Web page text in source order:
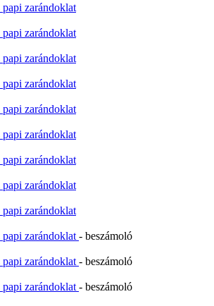
zarándoklat
zarándoklat
zarándoklat
zarándoklat
zarándoklat
zarándoklat
zarándoklat
zarándoklat
zarándoklat
zarándoklat - beszámoló
zarándoklat - beszámoló
zarándoklat - beszámoló